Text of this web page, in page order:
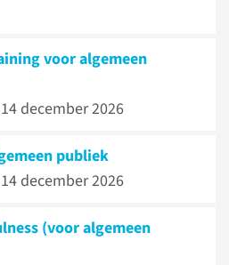
voor algemeen
14 december 2026
publiek
14 december 2026
(voor algemeen